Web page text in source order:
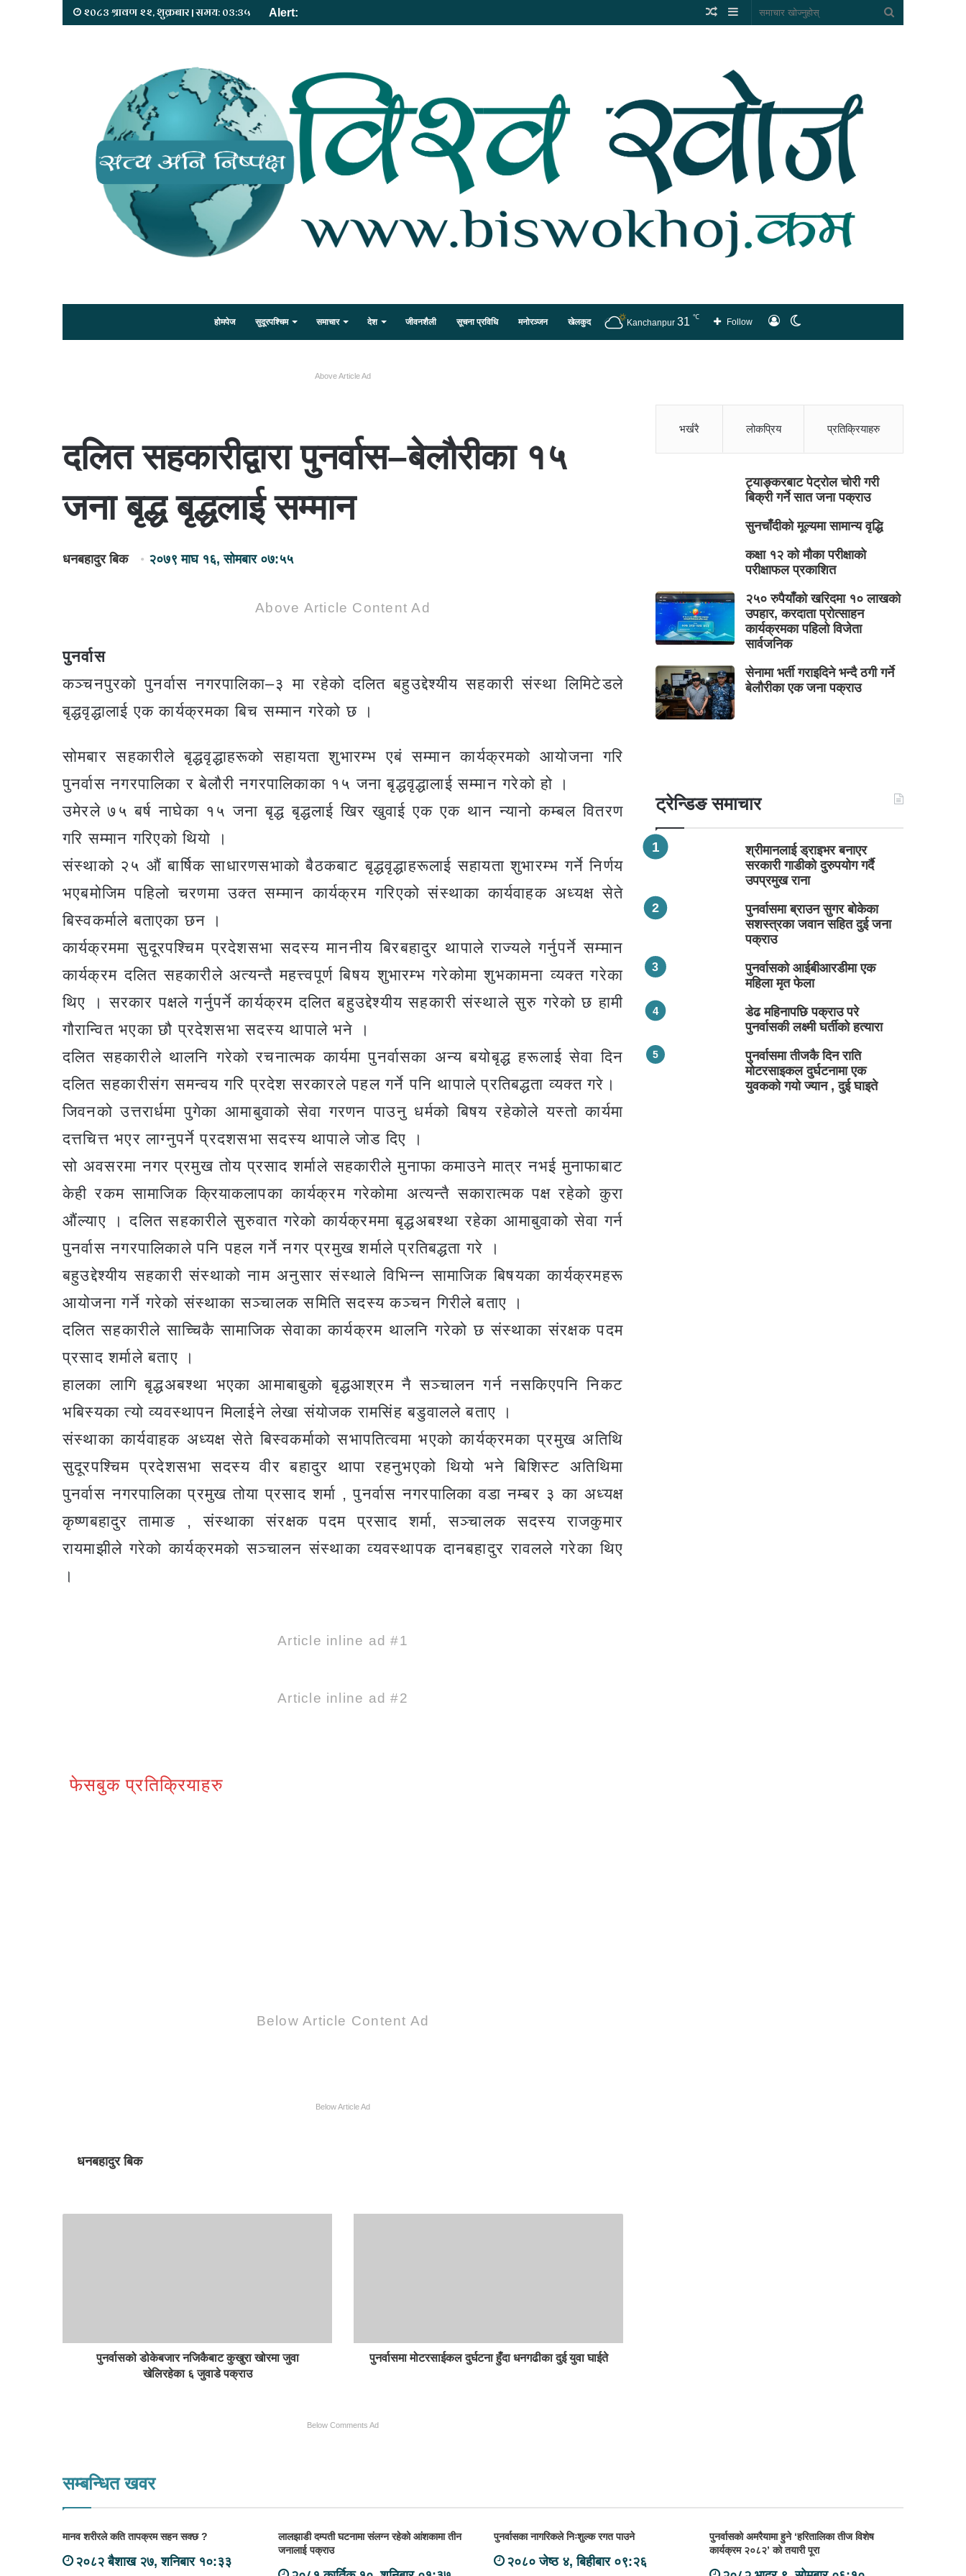
२०८३ श्रावण २२, शुक्रबार | समय: ०३:३५ Alert: Sidebar
Random
होमपेज सुदूरपश्चिम समाचार देश जीवनशैली सूचना प्रविधि मनोरञ्जन खेलकुद लगइन
Follow
Kanchanpur 31 ℃
Above Article Ad
दलित सहकारीद्वारा पुनर्वास–बेलौरीका १५
जना बृद्ध बृद्धलाई सम्मान
धनबहादुर बिक २०७९ माघ १६, सोमबार ०७:५५
Above Article Content Ad
पुनर्वास
कञ्चनपुरको पुनर्वास नगरपालिका–३ मा रहेको दलित बहुउद्देश्यीय सहकारी संस्था लिमिटेडले
बृद्धवृद्धालाई एक कार्यक्रमका बिच सम्मान गरेको छ ।
सोमबार सहकारीले बृद्धवृद्धाहरूको सहायता शुभारम्भ एबं सम्मान कार्यक्रमको आयोजना गरि
पुनर्वास नगरपालिका र बेलौरी नगरपालिकाका १५ जना बृद्धवृद्धालाई सम्मान गरेको हो ।
उमेरले ७५ बर्ष नाघेका १५ जना बृद्ध बृद्धलाई खिर खुवाई एक एक थान न्यानो कम्बल वितरण
गरि सम्मान गरिएको थियो ।
संस्थाको २५ औं बार्षिक साधारणसभाको बैठकबाट बृद्धवृद्धाहरूलाई सहायता शुभारम्भ गर्ने निर्णय
भएबमोजिम पहिलो चरणमा उक्त सम्मान कार्यक्रम गरिएको संस्थाका कार्यवाहक अध्यक्ष सेते
बिस्वकर्माले बताएका छन ।
कार्यक्रममा सुदूरपश्चिम प्रदेशसभा सदस्य माननीय बिरबहादुर थापाले राज्यले गर्नुपर्ने सम्मान
कार्यक्रम दलित सहकारीले अत्यन्तै महत्त्वपूर्ण बिषय शुभारम्भ गरेकोमा शुभकामना व्यक्त गरेका
थिए । सरकार पक्षले गर्नुपर्ने कार्यक्रम दलित बहुउद्देश्यीय सहकारी संस्थाले सुरु गरेको छ हामी
गौरान्वित भएका छौ प्रदेशसभा सदस्य थापाले भने ।
दलित सहकारीले थालनि गरेको रचनात्मक कार्यमा पुनर्वासका अन्य बयोबृद्ध हरूलाई सेवा दिन
दलित सहकारीसंग समन्वय गरि प्रदेश सरकारले पहल गर्ने पनि थापाले प्रतिबद्धता व्यक्त गरे।
जिवनको उत्तरार्धमा पुगेका आमाबुवाको सेवा गरणन पाउनु धर्मको बिषय रहेकोले यस्तो कार्यमा
दत्तचित्त भएर लाग्नुपर्ने प्रदशसभा सदस्य थापाले जोड दिए ।
सो अवसरमा नगर प्रमुख तोय प्रसाद शर्माले सहकारीले मुनाफा कमाउने मात्र नभई मुनाफाबाट
केही रकम सामाजिक क्रियाकलापका कार्यक्रम गरेकोमा अत्यन्तै सकारात्मक पक्ष रहेको कुरा
औंल्याए । दलित सहकारीले सुरुवात गरेको कार्यक्रममा बृद्धअबश्था रहेका आमाबुवाको सेवा गर्न
पुनर्वास नगरपालिकाले पनि पहल गर्ने नगर प्रमुख शर्माले प्रतिबद्धता गरे ।
बहुउद्देश्यीय सहकारी संस्थाको नाम अनुसार संस्थाले विभिन्न सामाजिक बिषयका कार्यक्रमहरू
आयोजना गर्ने गरेको संस्थाका सञ्चालक समिति सदस्य कञ्चन गिरीले बताए ।
दलित सहकारीले साच्चिकै सामाजिक सेवाका कार्यक्रम थालनि गरेको छ संस्थाका संरक्षक पदम
प्रसाद शर्माले बताए ।
हालका लागि बृद्धअबश्था भएका आमाबाबुको बृद्धआश्रम नै सञ्चालन गर्न नसकिएपनि निकट
भबिस्यका त्यो व्यवस्थापन मिलाईने लेखा संयोजक रामसिंह बडुवालले बताए ।
संस्थाका कार्यवाहक अध्यक्ष सेते बिस्वकर्माको सभापतित्वमा भएको कार्यक्रमका प्रमुख अतिथि
सुदूरपश्चिम प्रदेशसभा सदस्य वीर बहादुर थापा रहनुभएको थियो भने बिशिस्ट अतिथिमा
पुनर्वास नगरपालिका प्रमुख तोया प्रसाद शर्मा , पुनर्वास नगरपालिका वडा नम्बर ३ का अध्यक्ष
कृष्णबहादुर तामाङ , संस्थाका संरक्षक पदम प्रसाद शर्मा, सञ्चालक सदस्य राजकुमार
रायमाझीले गरेको कार्यक्रमको सञ्चालन संस्थाका व्यवस्थापक दानबहादुर रावलले गरेका थिए
।
Article inline ad #1
Article inline ad #2
फेसबुक प्रतिक्रियाहरु
Below Article Content Ad
Below Article Ad
धनबहादुर बिक
पुनर्वासको डोकेबजार नजिकैबाट कुखुरा खोरमा जुवा
खेलिरहेका ६ जुवाडे पक्राउ
पुनर्वासमा मोटरसाईकल दुर्घटना हुँदा धनगढीका दुई युवा घाईते
Below Comments Ad
भर्खरै लोकप्रिय प्रतिक्रियाहरु
ट्याङ्करबाट पेट्रोल चोरी गरी
बिक्री गर्ने सात जना पक्राउ
सुनचाँदीको मूल्यमा सामान्य वृद्धि
कक्षा १२ को मौका परीक्षाको
परीक्षाफल प्रकाशित
२५० रुपैयाँको खरिदमा १० लाखको
उपहार, करदाता प्रोत्साहन
कार्यक्रमका पहिलो विजेता
सार्वजनिक
सेनामा भर्ती गराइदिने भन्दै ठगी गर्ने
बेलौरीका एक जना पक्राउ
ट्रेन्डिङ समाचार
श्रीमानलाई ड्राइभर बनाएर
सरकारी गाडीको दुरुपयोग गर्दै
उपप्रमुख राना
पुनर्वासमा ब्राउन सुगर बोकेका
सशस्त्रका जवान सहित दुई जना
पक्राउ
पुनर्वासको आईबीआरडीमा एक
महिला मृत फेला
डेढ महिनापछि पक्राउ परे
पुनर्वासकी लक्ष्मी घर्तीको हत्यारा
पुनर्वासमा तीजकै दिन राति
मोटरसाइकल दुर्घटनामा एक
युवकको गयो ज्यान , दुई घाइते
सम्बन्धित खवर
मानव शरीरले कति तापक्रम सहन सक्छ ?
२०८२ बैशाख २७, शनिबार १०:३३
लालझाडी दम्पती घटनामा संलग्न रहेको आंशकामा तीन
जनालाई पक्राउ
पुनर्वासका नागरिकले निःशुल्क रगत पाउने
२०८० जेष्ठ ४, बिहीबार ०९:२६
पुनर्वासको अमरैयामा हुने ‘हरितालिका तीज विशेष
कार्यक्रम २०८२’ को तयारी पूरा